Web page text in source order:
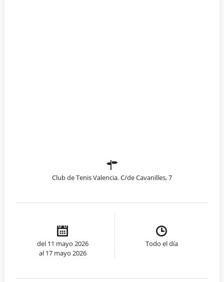
Club de Tenis Valencia. C/de Cavanilles, 7
del 11 mayo 2026
al 17 mayo 2026
Todo el día